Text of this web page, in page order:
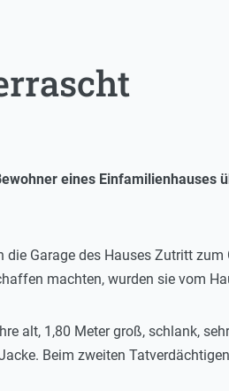
eines
die Garage des Hauses Zutritt
machten, wurden sie vom
alt, 1,80 Meter groß, schlank,
Beim zweiten